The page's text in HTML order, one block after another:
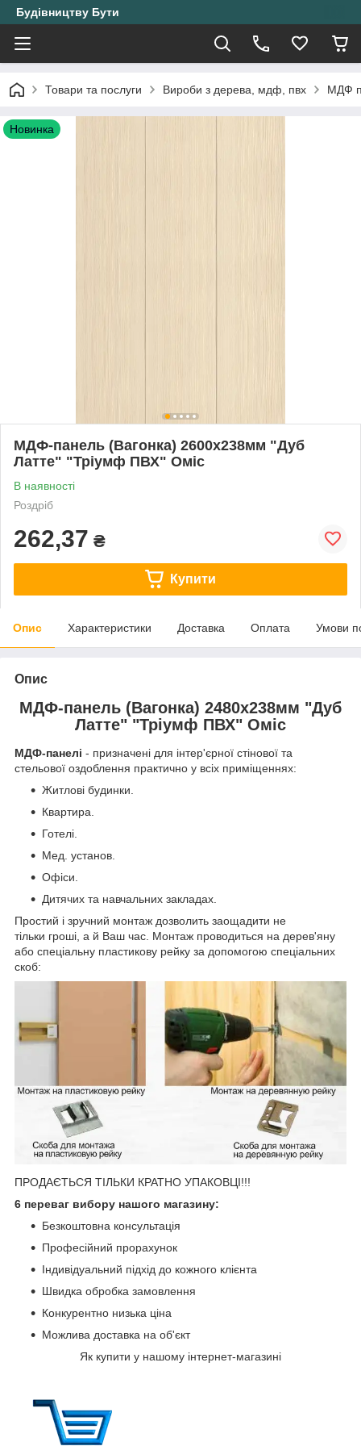
Будівництву Бути
Товари та послуги Вироби з дерева, мдф, пвх МДФ
Новинка
МДФ-панель (Вагонка) 2600х238мм "Дуб
Латте" "Тріумф ПВХ" Оміс
В наявності
Роздріб
262,37 ₴
Купити
Опис Характеристики Доставка Оплата Умови
Опис
МДФ-панель (Вагонка) 2480х238мм "Дуб
Латте" "Тріумф ПВХ" Оміс
МДФ-панелі - призначені для інтер'єрної стінової та
стельової оздоблення практично у всіх приміщеннях:
Житлові будинки.
Квартира.
Готелі.
Мед. установ.
Офіси.
Дитячих та навчальних закладах.
Простий і зручний монтаж дозволить заощадити не
тільки гроші, а й Ваш час. Монтаж проводиться на дерев'яну
або спеціальну пластикову рейку за допомогою спеціальних
скоб:
ПРОДАЄТЬСЯ ТІЛЬКИ КРАТНО УПАКОВЦІ!!!
6 переваг вибору нашого магазину:
Безкоштовна консультація
Професійний прорахунок
Індивідуальний підхід до кожного клієнта
Швидка обробка замовлення
Конкурентно низька ціна
Можлива доставка на об'єкт
Як купити у нашому інтернет-магазині